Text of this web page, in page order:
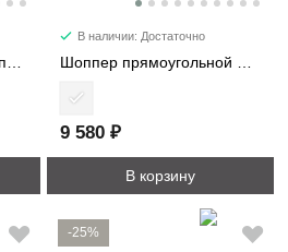
Кроссбоди с акцентной пряжкой 2366
В наличии: Достаточно
Шоппер прямоугольной формы 1192
9 580 ₽
В корзину
-25%